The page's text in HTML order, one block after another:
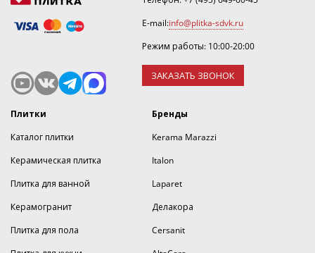
E-mail:info@plitka-sdvk.ru
Режим работы: 10:00-20:00
ЗАКАЗАТЬ ЗВОНОК
Плитки
Каталог плитки
Керамическая плитка
Плитка для ванной
Керамогранит
Плитка для пола
Бренды
Kerama Marazzi
Italon
Laparet
Делакора
Cersanit